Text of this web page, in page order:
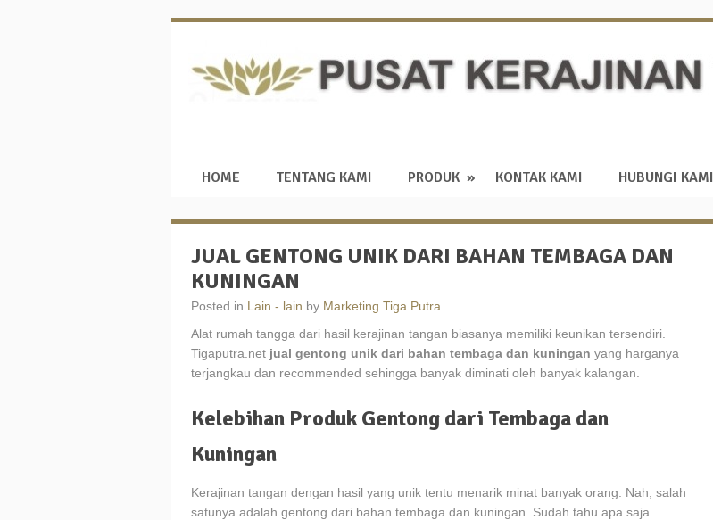
HOME TENTANG KAMI PRODUK KONTAK KAMI HUBUNGI KAMI
JUAL GENTONG UNIK DARI BAHAN TEMBAGA DAN
KUNINGAN
Posted in Lain - lain by Marketing Tiga Putra
Alat rumah tangga dari hasil kerajinan tangan biasanya memiliki keunikan tersendiri.
Tigaputra.net jual gentong unik dari bahan tembaga dan kuningan yang harganya
terjangkau dan recommended sehingga banyak diminati oleh banyak kalangan.
Kelebihan Produk Gentong dari Tembaga dan
Kuningan
Kerajinan tangan dengan hasil yang unik tentu menarik minat banyak orang. Nah, salah
satunya adalah gentong dari bahan tembaga dan kuningan. Sudah tahu apa saja